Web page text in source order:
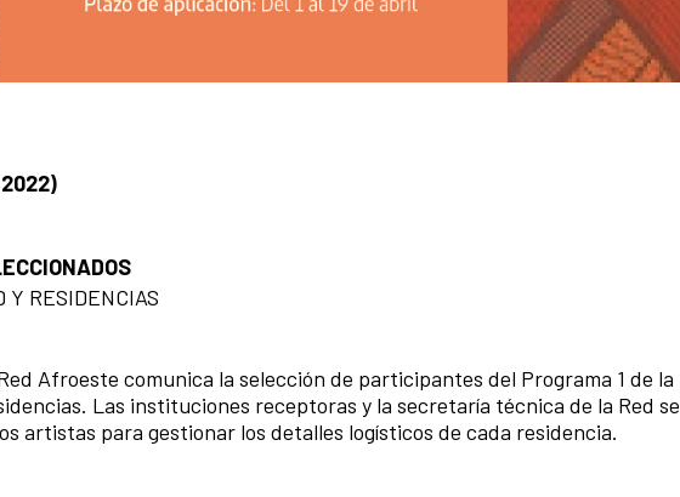
Y RESIDENCIAS
Afroeste comunica la selección de participantes del Programa 1 de la
Las instituciones receptoras y la secretaría técnica de la Red se
artistas para gestionar los detalles logísticos de cada residencia.